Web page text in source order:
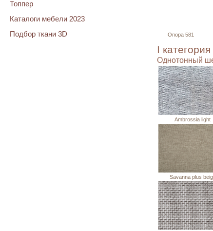
Топпер
Каталоги мебели 2023
Подбор ткани 3D
Опора 581
I категория
Однотонный
Ambrossia light
Savanna plus